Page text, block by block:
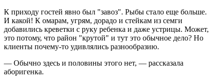
К приходу гостей явно был "завоз". Рыбы стало еще больше.
И какой! К омарам, угрям, дорадо и стейкам из семги
добавились креветки с руку ребенка и даже устрицы. Может,
это потому, что район "крутой" и тут это обычное дело? Но
клиенты почему-то удивлялись разнообразию.
— Обычно здесь и половины этого нет, — рассказала
аборигенка.